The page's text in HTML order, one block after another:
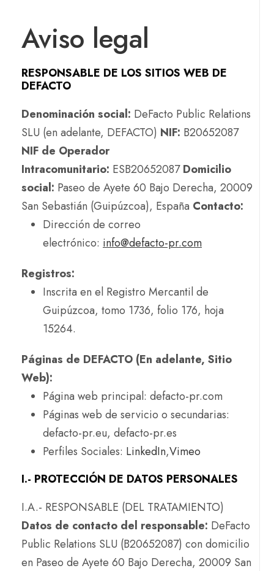
Aviso legal
RESPONSABLE DE LOS SITIOS WEB DE
DEFACTO
Denominación social: DeFacto Public Relations
SLU (en adelante, DEFACTO) NIF: B20652087
NIF de Operador
Intracomunitario: ESB20652087Domicilio
social: Paseo de Ayete 60 Bajo Derecha, 20009
San Sebastián (Guipúzcoa), España Contacto:
Dirección de correo
electrónico: info@defacto-pr.com
Registros:
Inscrita en el Registro Mercantil de
Guipúzcoa, tomo 1736, folio 176, hoja
15264.
Páginas de DEFACTO (En adelante, Sitio
Web):
Página web principal: defacto-pr.com
Páginas web de servicio o secundarias:
defacto-pr.eu, defacto-pr.es
Perfiles Sociales: LinkedIn,Vimeo
I.- PROTECCIÓN DE DATOS PERSONALES
I.A.- RESPONSABLE (DEL TRATAMIENTO)
Datos de contacto del responsable: DeFacto
Public Relations SLU (B20652087) con domicilio
en Paseo de Ayete 60 Bajo Derecha, 20009 San